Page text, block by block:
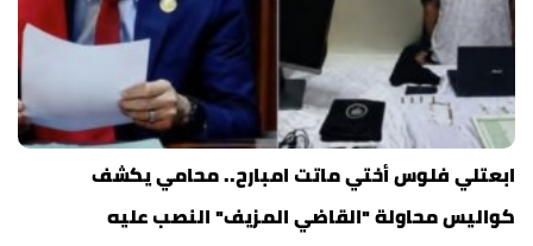
ابعتلي فلوس أختي ماتت امبارح.. محامي يكشف
كواليس محاولة "القاضي المزيف" النصب عليه